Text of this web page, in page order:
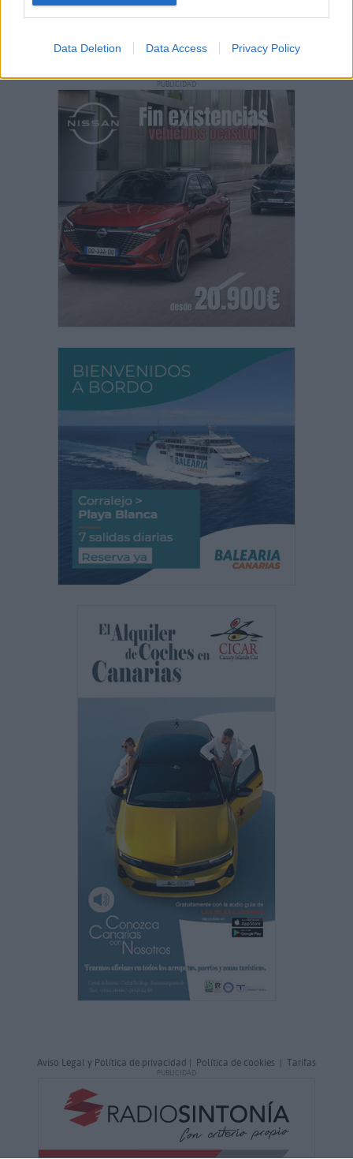
Data Deletion Data Access Privacy Policy
en Fuerteventura
PUBLICIDAD
Aviso Legal y Política de privacidad | Política de cookies | Tarifas
PUBLICIDAD